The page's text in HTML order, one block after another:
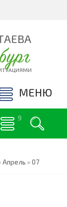
МЕНЮ
Апрель »07